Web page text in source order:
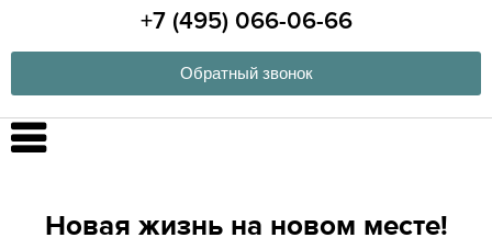
+7 (495) 066-06-66
Обратный звонок
Новая жизнь на новом месте!